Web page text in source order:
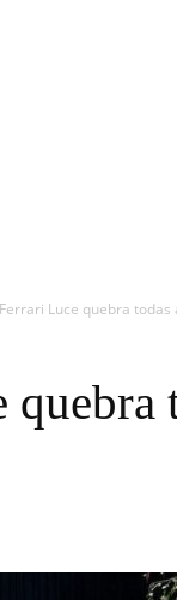
Luce quebra todas